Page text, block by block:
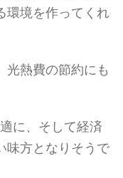
環境を作ってくれ
光熱費の節約にも
に、そして経済
味方となりそうで